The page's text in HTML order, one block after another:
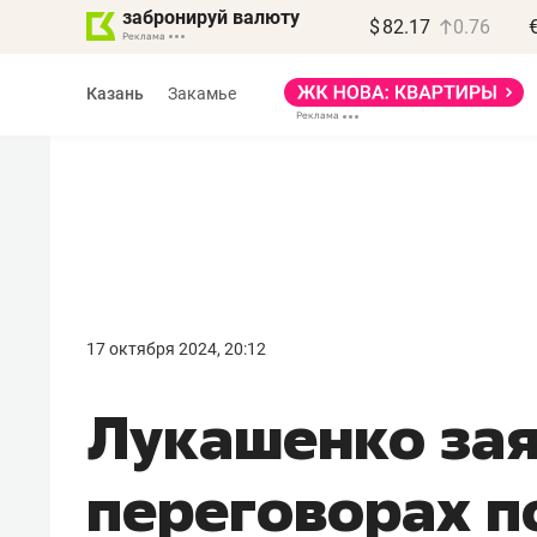
забронируй валюту $ 82.17 0.76
Казань Закамье
17 октября 2024, 20:12
Лукашенко
переговорах
правил, бизнес может
потерять минимум